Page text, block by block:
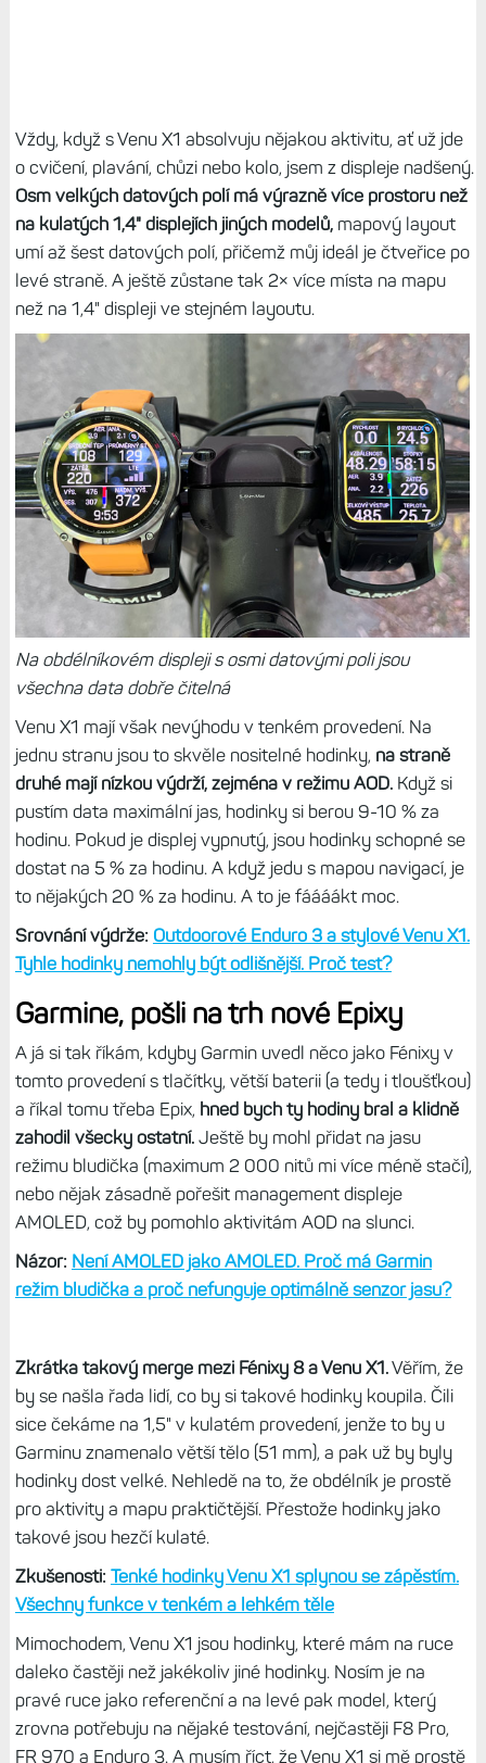
Vždy, když s Venu X1 absolvuju nějakou aktivitu, ať už jde
o cvičení, plavání, chůzi nebo kolo, jsem z displeje nadšený.
Osm velkých datových polí má výrazně více prostoru než
na kulatých 1,4" displejích jiných modelů,mapový layout
umí až šest datových polí, přičemž můj ideál je čtveřice po
levé straně. A ještě zůstane tak 2× více místa na mapu
než na 1,4" displeji ve stejném layoutu.
Na obdélníkovém displeji s osmi datovými poli jsou
všechna data dobře čitelná
Venu X1 mají však nevýhodu v tenkém provedení. Na
jednu stranu jsou to skvěle nositelné hodinky, na straně
druhé mají nízkou výdrží, zejména v režimu AOD.Když si
pustím data maximální jas, hodinky si berou 9-10 % za
hodinu. Pokud je displej vypnutý, jsou hodinky schopné se
dostat na 5 % za hodinu. A když jedu s mapou navigací, je
to nějakých 20 % za hodinu. A to je fáááákt moc.
Srovnání výdrže: Outdoorové Enduro 3 a stylové Venu X1.
Tyhle hodinky nemohly být odlišnější. Proč test?
Garmine, pošli na trh nové Epixy
A já si tak říkám, kdyby Garmin uvedl něco jako Fénixy v
tomto provedení s tlačítky, větší baterii (a tedy i tloušťkou)
a říkal tomu třeba Epix, hned bych ty hodiny bral a klidně
zahodil všecky ostatní.Ještě by mohl přidat na jasu
režimu bludička (maximum 2 000 nitů mi více méně stačí),
nebo nějak zásadně pořešit management displeje
AMOLED, což by pomohlo aktivitám AOD na slunci.
Názor: Není AMOLED jako AMOLED. Proč má Garmin
režim bludička a proč nefunguje optimálně senzor jasu?
Zkrátka takový merge mezi Fénixy 8 a Venu X1.Věřím, že
by se našla řada lidí, co by si takové hodinky koupila. Čili
sice čekáme na 1,5" v kulatém provedení, jenže to by u
Garminu znamenalo větší tělo (51 mm), a pak už by byly
hodinky dost velké. Nehledě na to, že obdélník je prostě